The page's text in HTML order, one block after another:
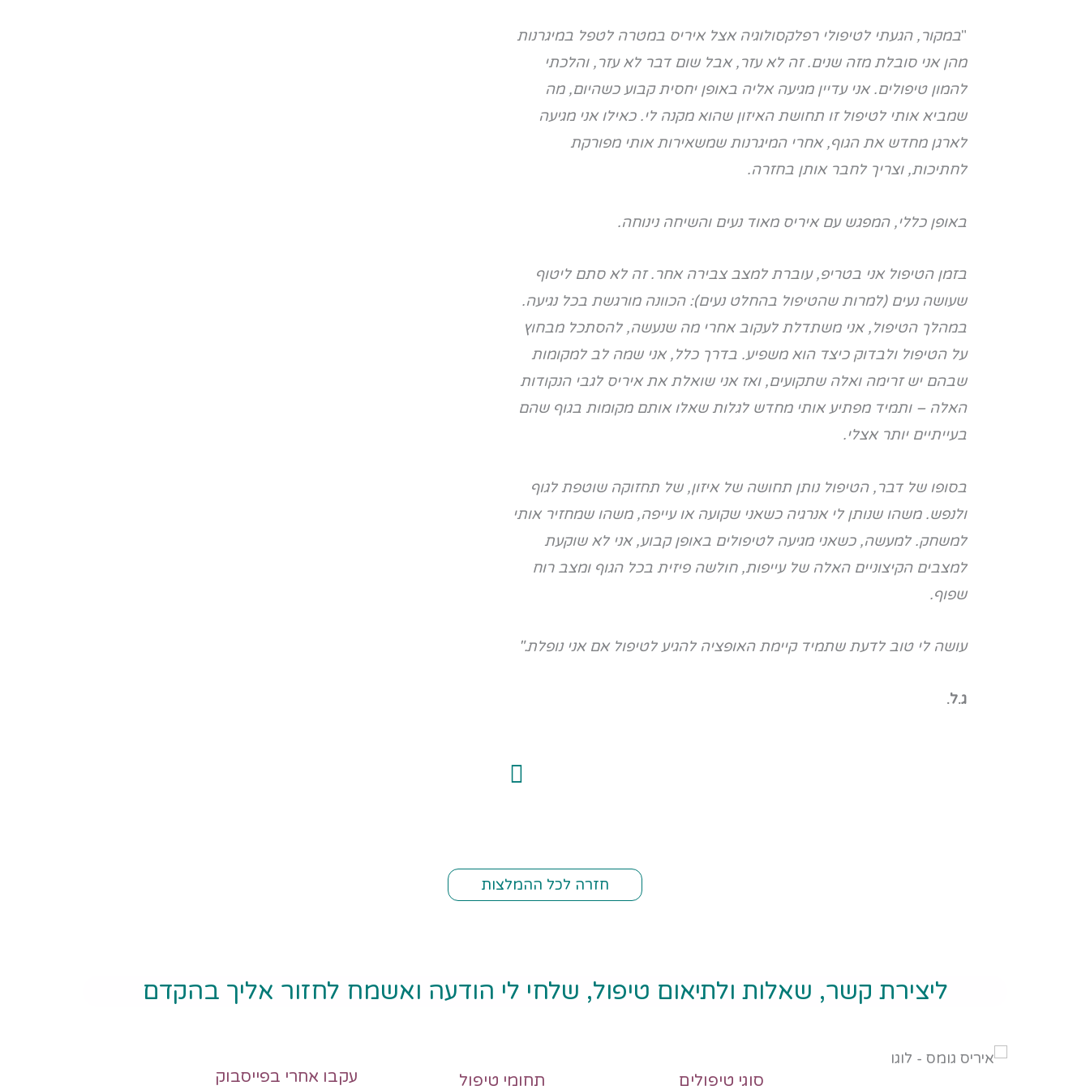
"במקור, הגעתי לטיפולי רפלקסולוגיה אצל איריס במטרה לטפל במיגרנות
מהן אני סובלת מזה שנים. זה לא עזר, אבל שום דבר לא עזר, והלכתי
להמון טיפולים. אני עדיין מגיעה אליה באופן יחסית קבוע כשהיום, מה
שמביא אותי לטיפול זו תחושת האיזון שהוא מקנה לי. כאילו אני מגיעה
לארגן מחדש את הגוף, אחרי המיגרנות שמשאירות אותי מפורקת
לחתיכות, וצריך לחבר אותן בחזרה.
באופן כללי, המפגש עם איריס מאוד נעים והשיחה נינוחה.
בזמן הטיפול אני בטריפ, עוברת למצב צבירה אחר. זה לא סתם ליטוף
שעושה נעים (למרות שהטיפול בהחלט נעים): הכוונה מורגשת בכל נגיעה.
במהלך הטיפול, אני משתדלת לעקוב אחרי מה שנעשה, להסתכל מבחוץ
על הטיפול ולבדוק כיצד הוא משפיע. בדרך כלל, אני שמה לב למקומות
שבהם יש זרימה ואלה שתקועים, ואז אני שואלת את איריס לגבי הנקודות
האלה – ותמיד מפתיע אותי מחדש לגלות שאלו אותם מקומות בגוף שהם
בעייתיים יותר אצלי.
בסופו של דבר, הטיפול נותן תחושה של איזון, של תחזוקה שוטפת לגוף
ולנפש. משהו שנותן לי אנרגיה כשאני שקועה או עייפה, משהו שמחזיר אותי
למשחק. למעשה, כשאני מגיעה לטיפולים באופן קבוע, אני לא שוקעת
למצבים הקיצוניים האלה של עייפות, חולשה פיזית בכל הגוף ומצב רוח
שפוף.
עושה לי טוב לדעת שתמיד קיימת האופציה להגיע לטיפול אם אני נופלת."
ג.ל.
חזרה לכל ההמלצות
ליצירת קשר, שאלות ולתיאום טיפול, שלחי לי הודעה ואשמח לחזור אליך בהקדם
סוגי טיפולים תחומי טיפול עקבו אחרי בפייסבוק